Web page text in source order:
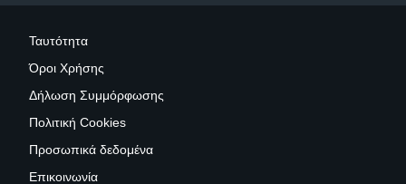
Ταυτότητα
Όροι Χρήσης
Δήλωση Συμμόρφωσης
Πολιτική Cookies
Προσωπικά δεδομένα
Επικοινωνία